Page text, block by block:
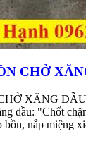
CHỞ
XĂNG DẦU
dầu: "Chốt
bồn, nắp miệng